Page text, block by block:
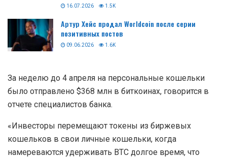
16.07.2026 1.5K
Артур Хейс продал Worldcoin после серии
позитивных постов
09.06.2026 1.6K
За неделю до 4 апреля на персональные кошельки
было отправлено $368 млн в биткоинах, говорится в
отчете специалистов банка.
«Инвесторы перемещают токены из биржевых
кошельков в свои личные кошельки, когда
намереваются удерживать BTC долгое время, что